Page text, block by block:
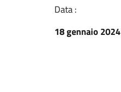
Data :
18 gennaio 2024